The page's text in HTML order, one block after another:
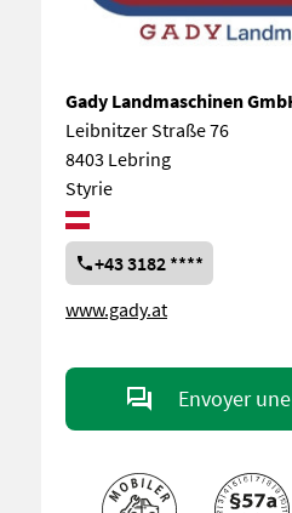
Gady Landmaschinen
Leibnitzer Straße 76
8403 Lebring
Styrie
+43 3182 ****
www.gady.at
Envoyer